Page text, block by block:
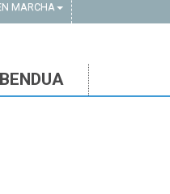
MARCHA